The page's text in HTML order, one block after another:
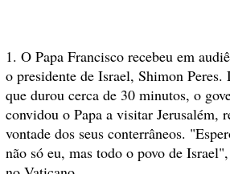
1. O Papa Francisco recebeu em
o presidente de Israel, Shimon Peres.
que durou cerca de 30 minutos, o
convidou o Papa a visitar Jerusalém,
vontade dos seus conterrâneos.
não só eu, mas todo o povo de